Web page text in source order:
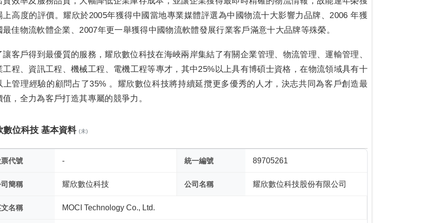
上高度的評價。耀欣於2005年獲得中國當地專業媒體評選為中國物流十大影響力品牌、2006 年獲
最佳物流軟體企業、2007年更一舉獲得中國物流軟體發展行業客戶滿意十大品牌等殊榮。
讓客戶得到最優質的服務，耀欣數位科技在海峽兩岸集結了有關企業管理、物流管理、運輸管理、
工程、資訊工程、機械工程、電機工程等專才，其中25%以上具有博碩士資格，在物流領域具有十
上管理經驗的顧問占了35% 。耀欣數位科技將持續延攬更多優秀的人才，決志共同為客戶創造最
值，全力為客戶打造其專屬的競爭力。
數位科技 基本資料(未)
代號 - 統一編號 89705261
簡稱 耀欣數位科技 公司名稱 耀欣數位科技股份有限公司
名稱 MOCI Technology Co., Ltd.